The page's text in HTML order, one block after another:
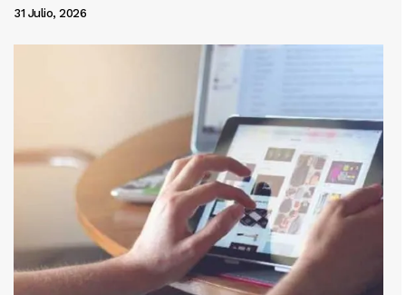
31 Julio, 2026